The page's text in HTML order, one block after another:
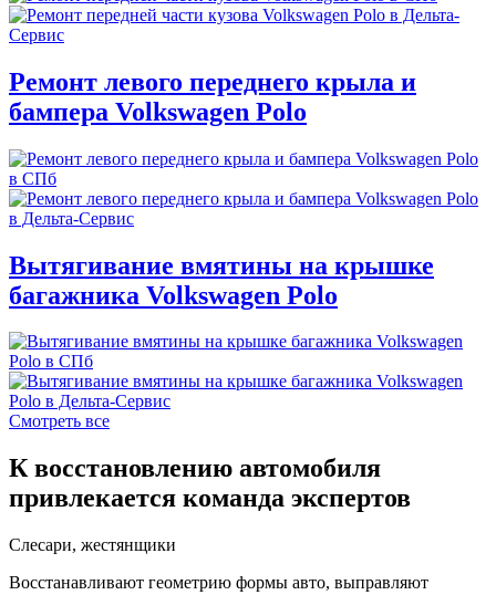
Ремонт левого переднего крыла и
бампера Volkswagen Polo
Вытягивание вмятины на крышке
багажника Volkswagen Polo
Смотреть все
К восстановлению автомобиля
привлекается команда экспертов
Слесари, жестянщики
Восстанавливают геометрию формы авто, выправляют